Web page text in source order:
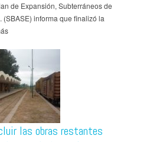
de Expansión, Subterráneos de
(SBASE) informa que finalizó la
las obras restantes